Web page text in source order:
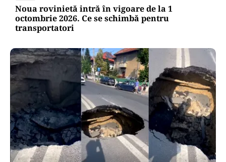
Noua rovinietă intră în vigoare de la 1
octombrie 2026. Ce se schimbă pentru
transportatori